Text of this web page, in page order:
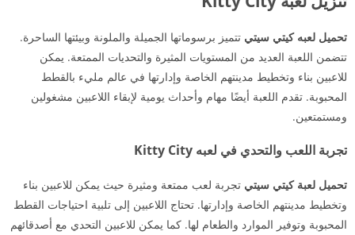
تحميل لعبه كيتي سيتي تتميز برسوماتها الجميلة والملونة وبيئتها الساحرة.
تتضمن اللعبة العديد من المستويات المثيرة والتحديات الممتعة. يمكن
للاعبين بناء وتخطيط مدينتهم الخاصة وإدارتها في عالم مليء بالقطط
المحبوبة. تقدم اللعبة أيضًا مهام وأحداث يومية لإبقاء اللاعبين مشغولين
ومستمتعين.
تجربة اللعب والتحدي في لعبه Kitty City
تحميل لعبة كيتي سيتي تجربة لعب ممتعة ومثيرة حيث يمكن للاعبين بناء
وتخطيط مدينتهم الخاصة وإدارتها. تحتاج اللاعبين إلى تلبية احتياجات القطط
المحبوبة وتوفير الموارد والطعام لها. كما يمكن للاعبين التحدي مع أصدقائهم